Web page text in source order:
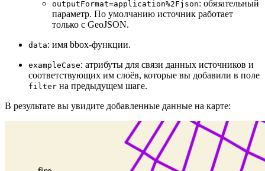
outputFormat=application%2Fjson: обязательный
параметр. По умолчанию источник работает
только с GeoJSON.
data: имя bbox-функции.
exampleCase: атрибуты для связи данных источников и
соответствующих им слоёв, которые вы добавили в поле
filter на предыдущем шаге.
В результате вы увидите добавленные данные на карте: